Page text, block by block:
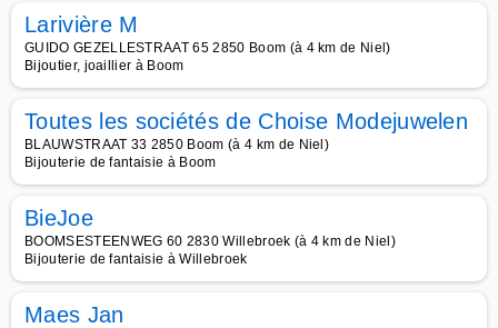
Larivière M
GUIDO GEZELLESTRAAT 65 2850 Boom (à 4 km de Niel)
Bijoutier, joaillier à Boom
Toutes les sociétés de Choise Modejuwelen
BLAUWSTRAAT 33 2850 Boom (à 4 km de Niel)
Bijouterie de fantaisie à Boom
BieJoe
BOOMSESTEENWEG 60 2830 Willebroek (à 4 km de Niel)
Bijouterie de fantaisie à Willebroek
Maes Jan